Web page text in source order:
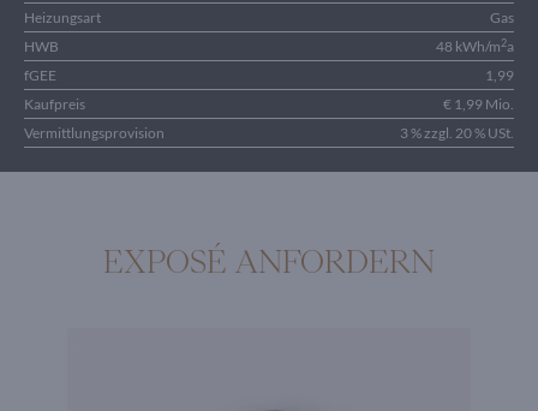
Heizungsart
Gas
HWB
48 kWh/m2a
fGEE
1,99
Kaufpreis
€ 1,99 Mio.
Vermittlungsprovision
3 % zzgl. 20 % USt.
EXPOSÉ ANFORDERN